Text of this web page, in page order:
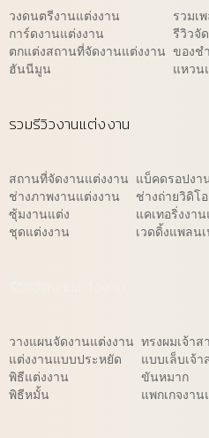
วงดนตรีงานแต่งงาน
การ์ดงานแต่งงาน
ตกแต่งสถานที่จัดงานแต่งงาน
ฮันนีมูน
รวมเ
รีวิวจั
ของช
แหวน
รวมรีวิวงานแต่งงาน
สถานที่จัดงานแต่งงาน
ช่างภาพงานแต่งงาน
ซุ้มงานแต่ง
ชุดแต่งงาน
แบ็คดรอปงา
ช่างถ่ายวิดิโ
แคเทอริ่งงา
เวดดิ้งแพลน
วางแผนจัดงานแต่งงาน
แต่งงานแบบประหยัด
พิธีแต่งงาน
พิธีหมั้น
ทรงผมเจ้าส
แบบเล็บเจ้า
ขันหมาก
แพกเกจงาน